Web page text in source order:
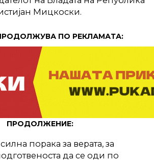
Мицкоски.
ПО РЕКЛАМАТА:
ПРОДОЛЖЕНИЕ:
порака за верата, за
да се оди по